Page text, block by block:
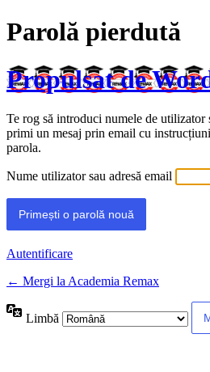
Parolă pierdută
Propulsat de
Te rog să introduci numele de utilizator
primi un mesaj prin email cu
parola.
Nume utilizator sau adresă email
Autentificare
← Mergi la Academia Remax
Limbă